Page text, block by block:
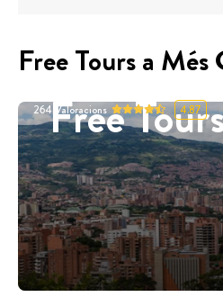
Free Tours a
Free
264 Valoracions 4.87